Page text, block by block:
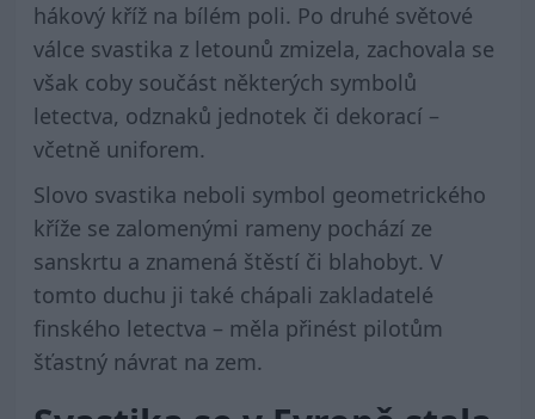
hákový kříž na bílém poli. Po druhé světové
válce svastika z letounů zmizela, zachovala se
však coby součást některých symbolů
letectva, odznaků jednotek či dekorací –
včetně uniforem.
Slovo svastika neboli symbol geometrického
kříže se zalomenými rameny pochází ze
sanskrtu a znamená štěstí či blahobyt. V
tomto duchu ji také chápali zakladatelé
finského letectva – měla přinést pilotům
šťastný návrat na zem.